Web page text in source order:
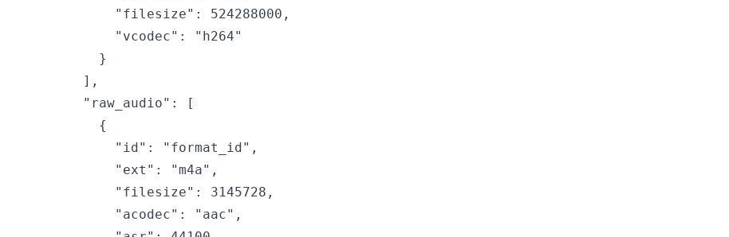
        "filesize": 524288000,
        "vcodec": "h264"
      }
    ],
    "raw_audio": [
      {
        "id": "format_id",
        "ext": "m4a",
        "filesize": 3145728,
        "acodec": "aac",